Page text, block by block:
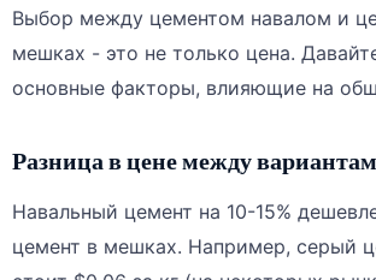
Выбор между цементом навалом и
мешках - это не только цена.
основные факторы, влияющие на
Разница в цене между
Навальный цемент на 10-15%
цемент в мешках. Например, серый